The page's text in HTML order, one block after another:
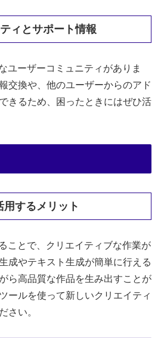
ィとサポート情報
ユーザーコミュニティがありま
交換や、他のユーザーからのアド
きるため、困ったときにはぜひ活
するメリット
ことで、クリエイティブな作業が
成やテキスト生成が簡単に行える
ら高品質な作品を生み出すことが
ールを使って新しいクリエイティ
さい。